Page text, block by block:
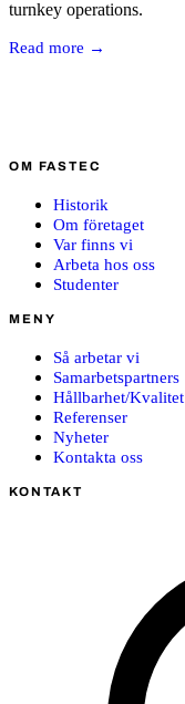
turnkey operations.
Read more →
OM FASTEC
Historik
Om företaget
Var finns vi
Arbeta hos oss
Studenter
MENY
Så arbetar vi
Samarbetspartners
Hållbarhet/Kvalitet
Referenser
Nyheter
Kontakta oss
KONTAKT